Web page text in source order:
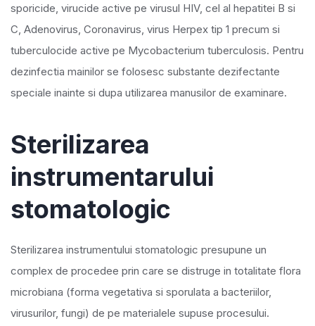
sporicide, virucide active pe virusul HIV, cel al hepatitei B si
C, Adenovirus, Coronavirus, virus Herpex tip 1 precum si
tuberculocide active pe Mycobacterium tuberculosis. Pentru
dezinfectia mainilor se folosesc substante dezifectante
speciale inainte si dupa utilizarea manusilor de examinare.
Sterilizarea
instrumentarului
stomatologic
Sterilizarea instrumentului stomatologic presupune un
complex de procedee prin care se distruge in totalitate flora
microbiana (forma vegetativa si sporulata a bacteriilor,
virusurilor, fungi) de pe materialele supuse procesului.